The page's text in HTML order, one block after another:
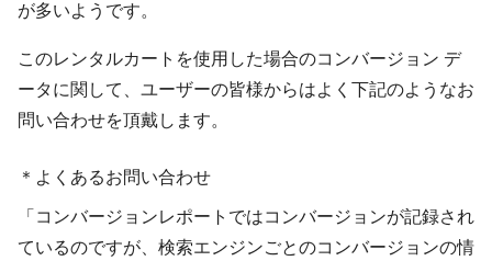
が多いようです。
このレンタルカートを使用した場合のコンバージョン デ
ータに関して、ユーザーの皆様からはよく下記のようなお
問い合わせを頂戴します。
＊よくあるお問い合わせ
「コンバージョンレポートではコンバージョンが記録され
ているのですが、検索エンジンごとのコンバージョンの情